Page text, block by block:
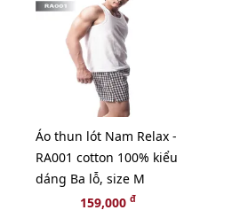
Áo thun lót Nam Relax -
RA001 cotton 100% kiểu
dáng Ba lỗ, size M
159,000đ